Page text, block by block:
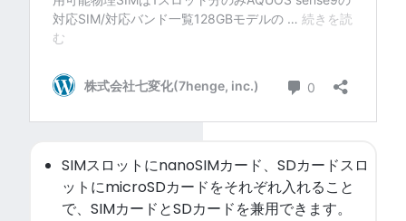
SIMスロットにnanoSIMカード、SDカードスロ
ットにmicroSDカードをそれぞれ入れること
で、SIMカードとSDカードを兼用できます。